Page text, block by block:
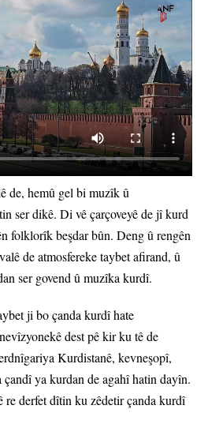
de, hemû gel bi muzîk û
ser dikê. Di vê çarçoveyê de jî kurd
folklorîk beşdar bûn. Deng û rengên
de atmosfereke taybet afirand, û
ser govend û muzîka kurdî.
ji bo çanda kurdî hate
dest pê kir ku tê de
Kurdistanê, kevneşopî,
ya kurdan de agahî hatin dayîn.
re derfet dîtin ku zêdetir çanda kurdî